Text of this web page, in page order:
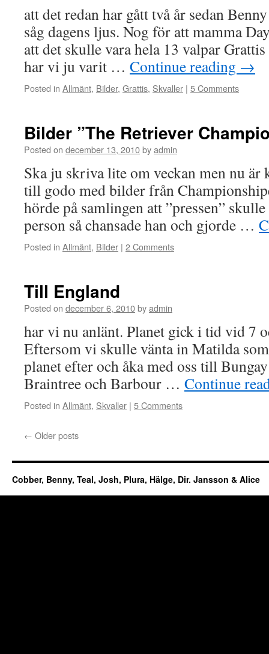
att det redan har gått två år sedan
såg dagens ljus. Nog för att mamma
att det skulle vara hela 13 valpar Grattis
har vi ju varit … Continue reading →
Posted in Allmänt, Bilder, Grattis, Skvaller | 5 Comments
Bilder ”The Retriever
Posted on december 13, 2010byadmin
Ska ju skriva lite om veckan men nu är
till godo med bilder från
hörde på samlingen att ”pressen”
person så chansade han och gjorde …
Posted in Allmänt, Bilder | 2 Comments
Till England
Posted on december 6, 2010byadmin
har vi nu anlänt. Planet gick i tid vid 7
Eftersom vi skulle vänta in Matilda
planet efter och åka med oss till
Braintree och Barbour … Continue
Posted in Allmänt, Skvaller | 5 Comments
← Older posts
Cobber, Benny, Teal, Josh, Plura, Hälge, Dir. Jansson & Alice